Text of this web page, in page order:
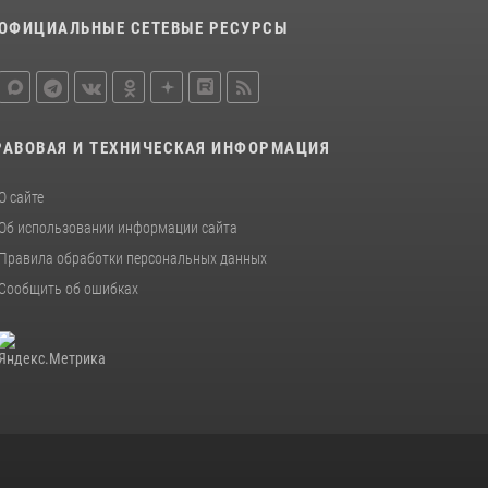
всероссийской акции
СЕТЕВЫЕ РЕСУРСЫ
И ТЕХНИЧЕСКАЯ ИНФОРМАЦИЯ
О сайте
Об использовании информации сайта
Правила обработки персональных данных
Сообщить об ошибках